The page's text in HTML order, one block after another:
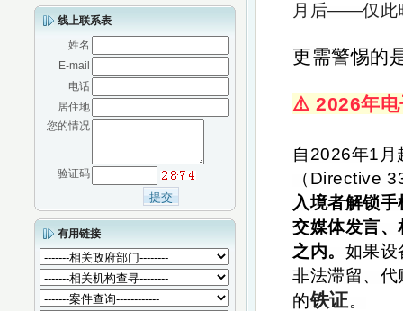
线上联系表
姓名
E-mail
电话
居住地
您的情况
验证码
有用链接
月后——仅此
更需警惕的
⚠️ 2026年电
自2026年1月
（Directive
入境者解锁
交媒体发言
之内。 如果设
非法滞留、
的铁证。